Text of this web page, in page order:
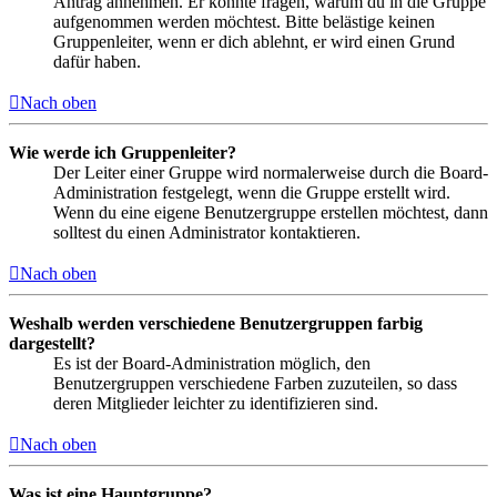
aufgenommen werden möchtest. Bitte belästige keinen
Gruppenleiter, wenn er dich ablehnt, er wird einen Grund
dafür haben.
Nach oben
Wie werde ich Gruppenleiter?
Der Leiter einer Gruppe wird normalerweise durch die Board-
Administration festgelegt, wenn die Gruppe erstellt wird.
Wenn du eine eigene Benutzergruppe erstellen möchtest, dann
solltest du einen Administrator kontaktieren.
Nach oben
Weshalb werden verschiedene Benutzergruppen farbig
dargestellt?
Es ist der Board-Administration möglich, den
Benutzergruppen verschiedene Farben zuzuteilen, so dass
deren Mitglieder leichter zu identifizieren sind.
Nach oben